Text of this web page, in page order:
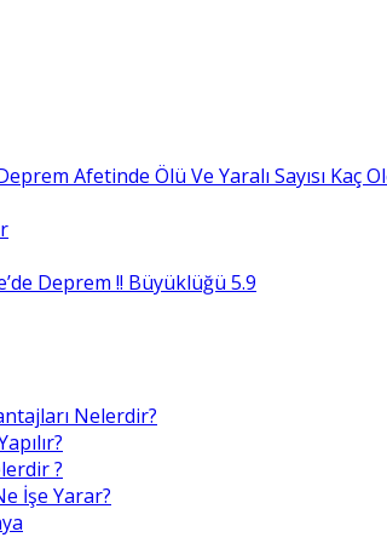
Afetinde Ölü Ve Yaralı Sayısı Kaç
Deprem !! Büyüklüğü 5.9
Nelerdir?
?
İşe Yarar?